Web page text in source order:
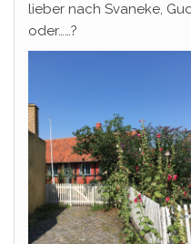
lieber nach Svaneke,
oder……?